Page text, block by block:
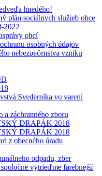
hnedého!
plán sociálnych služieb obce
2022
obcí
osobných údajov
nebezpečenstva vzniku
Svederníka vo varení
a záchranného zboru
DRAPÁK 2018
DRAPÁK 2018
z obecného úradu
odpadu, zber
vytrieďme farebnejší